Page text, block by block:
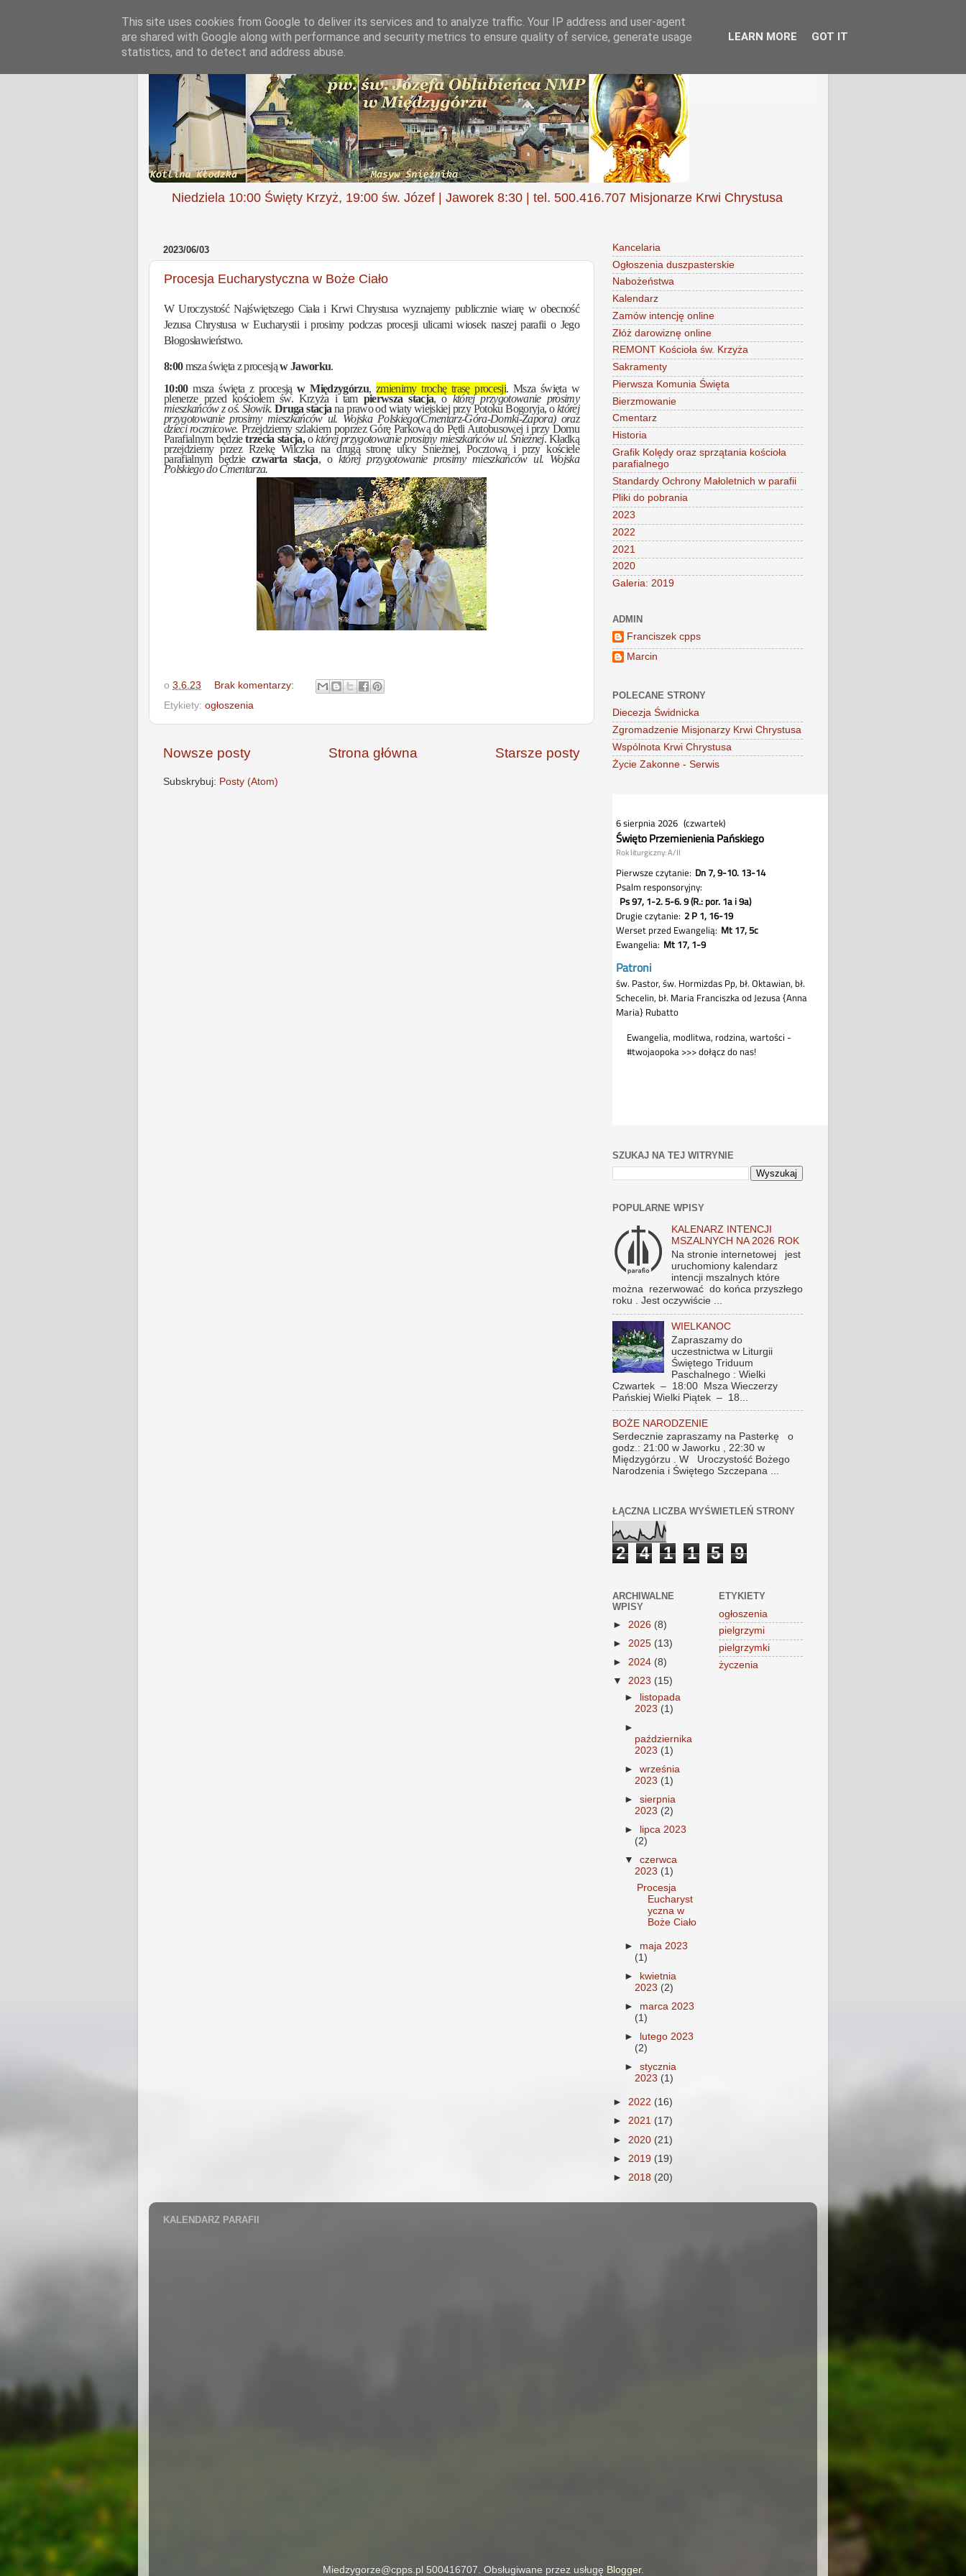
Niedziela 10:00 Święty Krzyż, 19:00 św. Józef | Jaworek 8:30 | tel. 500.416.707 Misjonarze Krwi Chrystusa
2023/06/03
Procesja Eucharystyczna w Boże Ciało
W Uroczystość Najświętszego Ciała i Krwi Chrystusa wyznajemy publicznie wiarę w obecność
Jezusa Chrystusa w Eucharystii i prosimy podczas procesji ulicami wiosek naszej parafii o Jego
Błogosławieństwo.
8:00msza święta z procesjąw Jaworku.
10:00msza święta z procesjąw Międzygórzu, zmienimy trochę trasę procesji. Msza święta w
plenerze przed kościołem św. Krzyża i tam pierwsza stacja, o której przygotowanie prosimy
mieszkańców z oś. Słowik. Druga stacjana prawo od wiaty wiejskiej przy Potoku Bogoryja, októrej
przygotowanie prosimy mieszkańców ul. Wojska Polskiego(Cmentarz-Góra-Domki-Zapora) oraz
dzieci rocznicowe. Przejdziemy szlakiem poprzez Górę Parkową do Pętli Autobusowej i przy Domu
Parafialnym będzietrzecia stacja,októrej przygotowanie prosimy mieszkańców ul. Śnieżnej. Kładką
przejdziemy przez Rzekę Wilczka na drugą stronę ulicy Śnieżnej, Pocztową i przy kościele
parafialnym będzie czwarta stacja, o której przygotowanie prosimy mieszkańców ul. Wojska
Polskiego do Cmentarza.
o 3.6.23
Brak komentarzy:
Etykiety: ogłoszenia
Nowsze posty Starsze posty
Strona główna
Subskrybuj: Posty (Atom)
Kancelaria
Ogłoszenia duszpasterskie
Nabożeństwa
Kalendarz
Zamów intencję online
Złóż darowiznę online
REMONT Kościoła św. Krzyża
Sakramenty
Pierwsza Komunia Święta
Bierzmowanie
Cmentarz
Historia
Grafik Kolędy oraz sprzątania kościoła
parafialnego
Standardy Ochrony Małoletnich w parafii
Pliki do pobrania
2023
2022
2021
2020
Galeria: 2019
ADMIN
Franciszek cpps
Marcin
POLECANE STRONY
Diecezja Świdnicka
Zgromadzenie Misjonarzy Krwi Chrystusa
Wspólnota Krwi Chrystusa
Życie Zakonne - Serwis
SZUKAJ NA TEJ WITRYNIE
POPULARNE WPISY
KALENARZ INTENCJI
MSZALNYCH NA 2026 ROK
Na stronie internetowej jest
uruchomiony kalendarz
intencji mszalnych które
można rezerwować do końca przyszłego
roku . Jest oczywiście ...
WIELKANOC
Zapraszamy do
uczestnictwa w Liturgii
Świętego Triduum
Paschalnego : Wielki
Czwartek – 18:00 Msza Wieczerzy
Pańskiej Wielki Piątek – 18...
BOŻE NARODZENIE
Serdecznie zapraszamy na Pasterkę o
godz.: 21:00 w Jaworku , 22:30 w
Międzygórzu . W Uroczystość Bożego
Narodzenia i Świętego Szczepana ...
ŁĄCZNA LICZBA WYŚWIETLEŃ STRONY
2 4 1 1 5 9
ARCHIWALNE
WPISY
► 2026 (8)
► 2025 (13)
► 2024 (8)
▼ 2023 (15)
► listopada
2023 (1)
►
października
2023 (1)
►września
2023 (1)
►sierpnia
2023 (2)
►
lipca 2023
(2)
▼czerwca
2023 (1)
Procesja
Eucharyst
yczna w
Boże Ciało
► maja 2023
(1)
►
kwietnia
2023 (2)
► marca 2023
(1)
►
lutego 2023
(2)
►stycznia
2023 (1)
► 2022 (16)
► 2021 (17)
► 2020 (21)
► 2019 (19)
► 2018 (20)
ETYKIETY
ogłoszenia
pielgrzymi
pielgrzymki
życzenia
KALENDARZ PARAFII
Miedzygorze@cpps.pl 500416707. Obsługiwane przez usługę Blogger.
This site uses cookies from Google to deliver its services and to analyze traffic. Your IP address and user-agent
are shared with Google along with performance and security metrics to ensure quality of service, generate usage
statistics, and to detect and address abuse.
LEARN MORE GOT IT